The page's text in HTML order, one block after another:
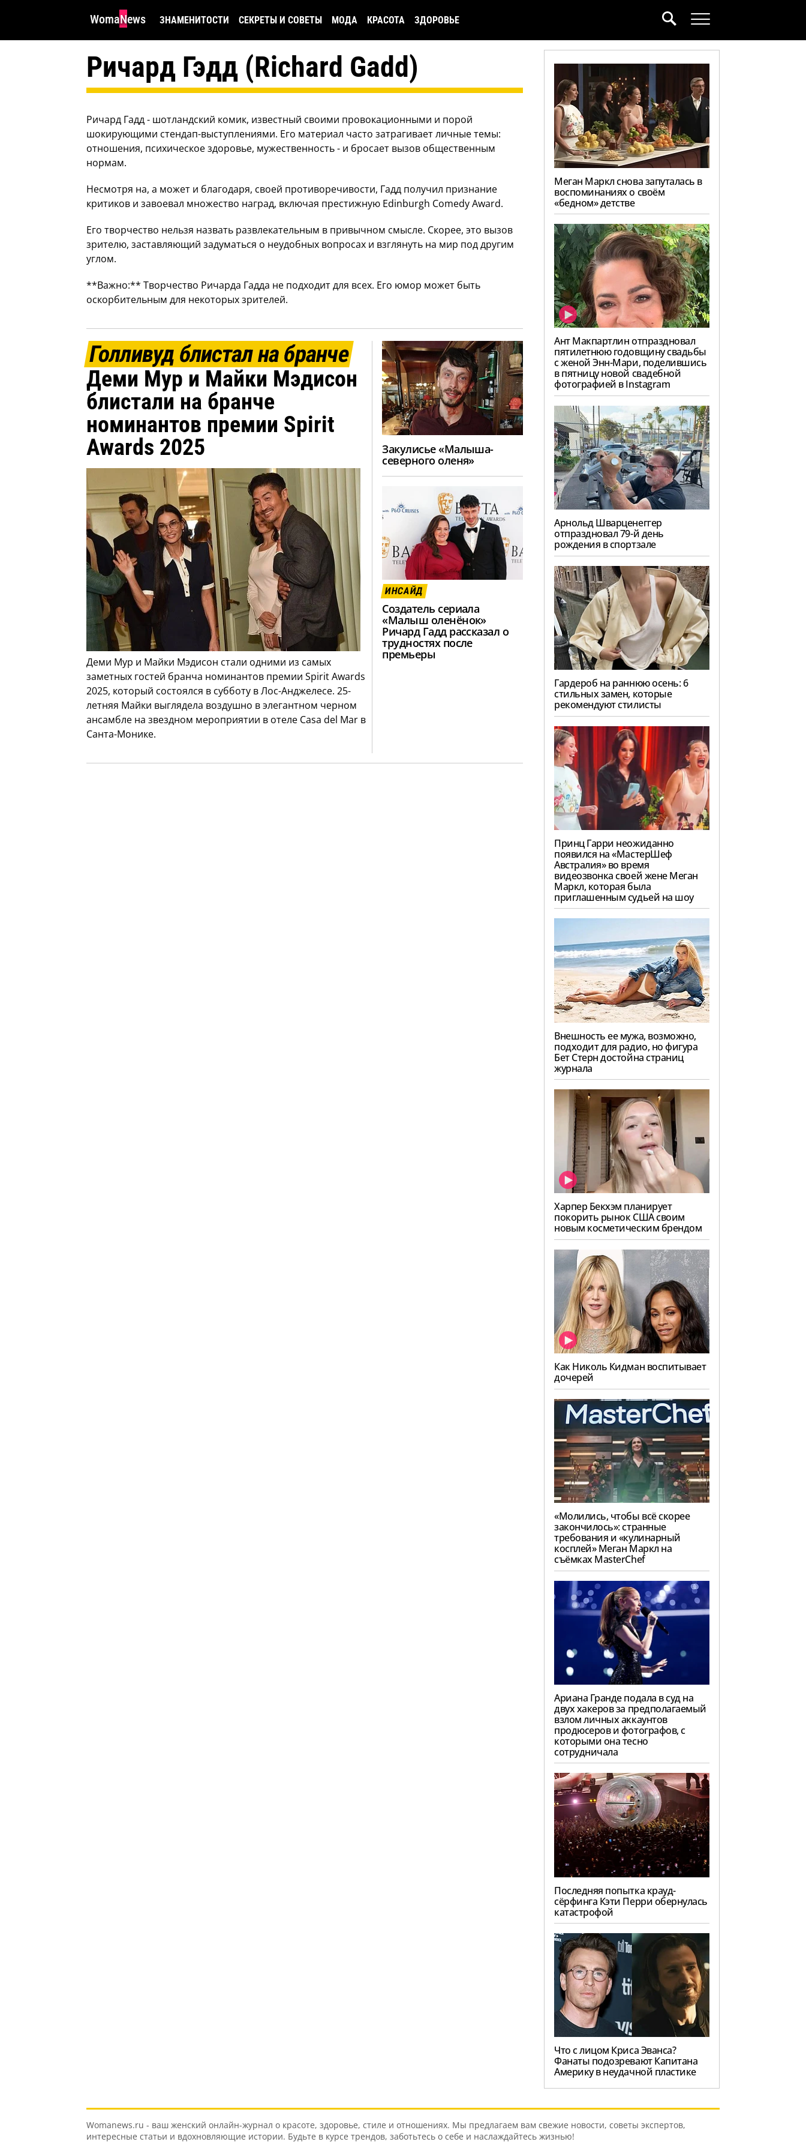
WomaNews ЗНАМЕНИТОСТИ СЕКРЕТЫ И СОВЕТЫ МОДА КРАСОТА ЗДОРОВЬЕ
Ричард Гэдд (Richard Gadd)
Ричард Гадд - шотландский комик, известный своими провокационными и порой
шокирующими стендап-выступлениями. Его материал часто затрагивает личные темы:
отношения, психическое здоровье, мужественность - и бросает вызов общественным
нормам.
Несмотря на, а может и благодаря, своей противоречивости, Гадд получил признание
критиков и завоевал множество наград, включая престижную Edinburgh Comedy Award.
Его творчество нельзя назвать развлекательным в привычном смысле. Скорее, это вызов
зрителю, заставляющий задуматься о неудобных вопросах и взглянуть на мир под другим
углом.
**Важно:** Творчество Ричарда Гадда не подходит для всех. Его юмор может быть
оскорбительным для некоторых зрителей.
Голливуд блистал на бранче
Деми Мур и Майки Мэдисон
блистали на бранче
номинантов премии Spirit
Awards 2025
Деми Мур и Майки Мэдисон стали одними из самых
заметных гостей бранча номинантов премии Spirit Awards
2025, который состоялся в субботу в Лос-Анджелесе. 25-
летняя Майки выглядела воздушно в элегантном черном
ансамбле на звездном мероприятии в отеле Casa del Mar в
Санта-Монике.
Закулисье «Малыша-
северного оленя»
ИНСАЙД
Создатель сериала
«Малыш оленёнок»
Ричард Гадд рассказал о
трудностях после
премьеры
Меган Маркл снова запуталась в
воспоминаниях о своём
«бедном» детстве
Ант Макпартлин отпраздновал
пятилетнюю годовщину свадьбы
с женой Энн-Мари, поделившись
в пятницу новой свадебной
фотографией в Instagram
Арнольд Шварценеггер
отпраздновал 79-й день
рождения в спортзале
Гардероб на раннюю осень: 6
стильных замен, которые
рекомендуют стилисты
Принц Гарри неожиданно
появился на «МастерШеф
Австралия» во время
видеозвонка своей жене Меган
Маркл, которая была
приглашенным судьей на шоу
Внешность ее мужа, возможно,
подходит для радио, но фигура
Бет Стерн достойна страниц
журнала
Харпер Бекхэм планирует
покорить рынок США своим
новым косметическим брендом
Как Николь Кидман воспитывает
дочерей
«Молились, чтобы всё скорее
закончилось»: странные
требования и «кулинарный
косплей» Меган Маркл на
съёмках MasterChef
Ариана Гранде подала в суд на
двух хакеров за предполагаемый
взлом личных аккаунтов
продюсеров и фотографов, с
которыми она тесно
сотрудничала
Последняя попытка крауд-
сёрфинга Кэти Перри обернулась
катастрофой
Что с лицом Криса Эванса?
Фанаты подозревают Капитана
Америку в неудачной пластике
Womanews.ru - ваш женский онлайн-журнал о красоте, здоровье, стиле и отношениях. Мы предлагаем вам свежие новости, советы экспертов,
интересные статьи и вдохновляющие истории. Будьте в курсе трендов, заботьтесь о себе и наслаждайтесь жизнью!